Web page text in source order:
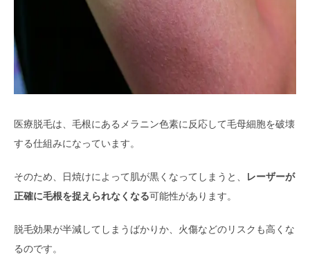
医療脱毛は、毛根にあるメラニン色素に反応して毛母細胞を破壊
する仕組みになっています。
そのため、日焼けによって肌が黒くなってしまうと、
レーザーが
正確に毛根を捉えられなくなる可能性があります。
脱毛効果が半減してしまうばかりか、火傷などのリスクも高くな
るのです。